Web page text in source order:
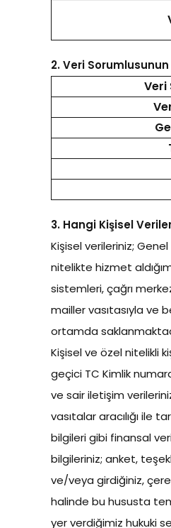
2.Veri
Veri
3. Hangi Kişisel
Kişisel verileriniz;
nitelikte hizmet
sistemleri, çağrı
mailler vasıtasıyla ve
ortamda
Kişisel ve özel nitelikli
geçici TC Kimlik
ve sair iletişim
vasıtalar aracılığı ile
bilgileri gibi finansal
bilgileriniz; anket,
ve/veya girdiğiniz,
halinde bu hususta
yer verdiğimiz hukuki